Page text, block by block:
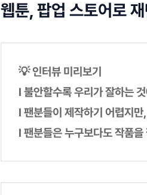
웹툰, 팝업 스토어로
💡 인터뷰 미리보기
l 불안할수록 우리가 잘하는
l 팬분들이 제작하기 어렵지만
l 팬분들은 누구보다도 작품을